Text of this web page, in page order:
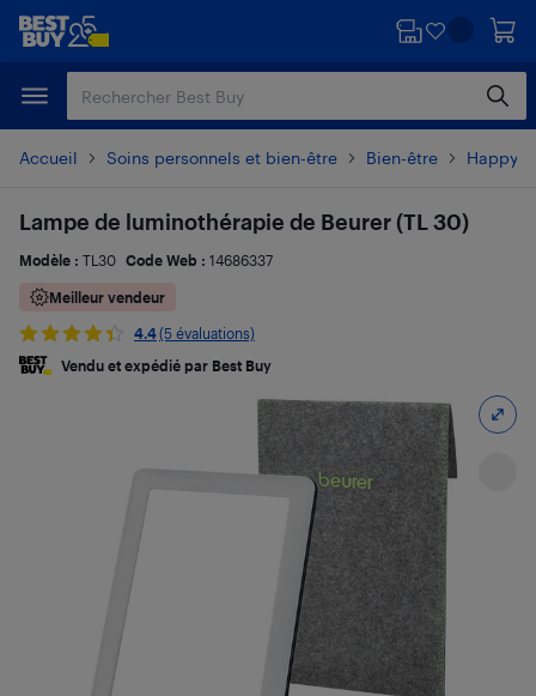
Passer
principal
Passer
Accueil Soins personnels et bien-être Bien-être Happy
Lampe de luminothérapie de Beurer (TL 30)
Modèle : TL30 Code Web : 14686337
Meilleur vendeur
4.4(5 évaluations)
Vendu et expédié par Best Buy